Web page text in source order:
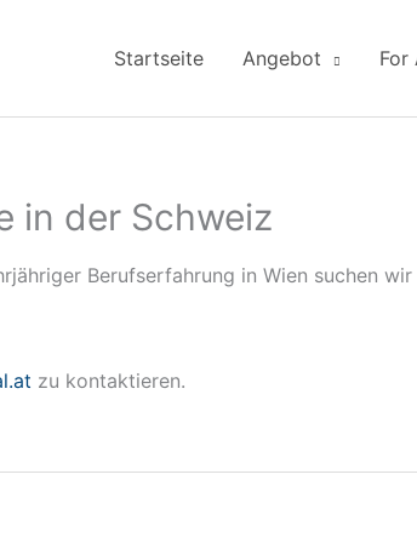
Startseite Angebot For
in der Schweiz
Berufserfahrung in Wien suchen
zu kontaktieren.